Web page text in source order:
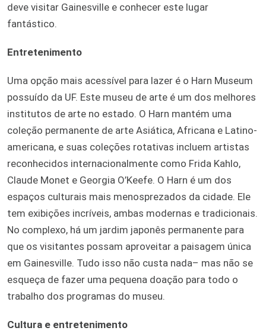
deve visitar Gainesville e conhecer este lugar
fantástico.
Entretenimento
Uma opção mais acessível para lazer é o Harn Museum
possuído da UF. Este museu de arte é um dos melhores
institutos de arte no estado. O Harn mantém uma
coleção permanente de arte Asiática, Africana e Latino-
americana, e suas coleções rotativas incluem artistas
reconhecidos internacionalmente como Frida Kahlo,
Claude Monet e Georgia O’Keefe. O Harn é um dos
espaços culturais mais menosprezados da cidade. Ele
tem exibições incríveis, ambas modernas e tradicionais.
No complexo, há um jardim japonês permanente para
que os visitantes possam aproveitar a paisagem única
em Gainesville. Tudo isso não custa nada– mas não se
esqueça de fazer uma pequena doação para todo o
trabalho dos programas do museu.
Cultura e entretenimento